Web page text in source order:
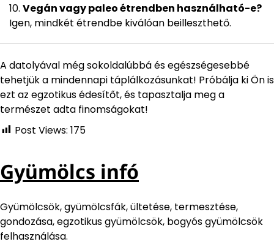
Vegán vagy paleo étrendben használható-e?
Igen, mindkét étrendbe kiválóan beilleszthető.
A datolyával még sokoldalúbbá és egészségesebbé
tehetjük a mindennapi táplálkozásunkat! Próbálja ki Ön is
ezt az egzotikus édesítőt, és tapasztalja meg a
természet adta finomságokat!
Post Views: 175
Gyümölcs infó
Gyümölcsök, gyümölcsfák, ültetése, termesztése,
gondozása, egzotikus gyümölcsök, bogyós gyümölcsök
felhasználása.